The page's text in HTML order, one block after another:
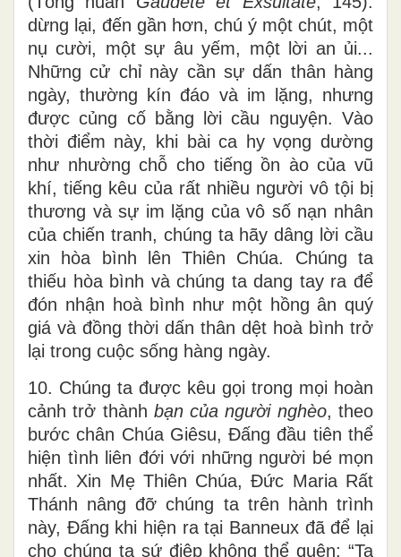
dừng lại, đến gần hơn, chú ý một chút, một
nụ cười, một sự âu yếm, một lời an ủi...
Những cử chỉ này cần sự dấn thân hàng
ngày, thường kín đáo và im lặng, nhưng
được củng cố bằng lời cầu nguyện. Vào
thời điểm này, khi bài ca hy vọng dường
như nhường chỗ cho tiếng ồn ào của vũ
khí, tiếng kêu của rất nhiều người vô tội bị
thương và sự im lặng của vô số nạn nhân
của chiến tranh, chúng ta hãy dâng lời cầu
xin hòa bình lên Thiên Chúa. Chúng ta
thiếu hòa bình và chúng ta dang tay ra để
đón nhận hoà bình như một hồng ân quý
giá và đồng thời dấn thân dệt hoà bình trở
lại trong cuộc sống hàng ngày.
10. Chúng ta được kêu gọi trong mọi hoàn
cảnh trở thành bạn của người nghèo, theo
bước chân Chúa Giêsu, Đấng đầu tiên thể
hiện tình liên đới với những người bé mọn
nhất. Xin Mẹ Thiên Chúa, Đức Maria Rất
Thánh nâng đỡ chúng ta trên hành trình
này, Đấng khi hiện ra tại Banneux đã để lại
cho chúng ta sứ điệp không thể quên: “Ta